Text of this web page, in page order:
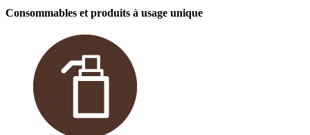
Consommables et produits à usage unique